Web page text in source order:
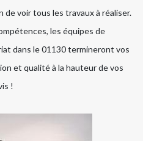
voir tous les travaux à réaliser.
les équipes de
dans le 01130 termineront vos
et qualité à la hauteur de vos
!